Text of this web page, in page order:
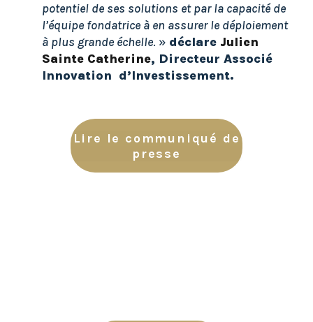
potentiel de ses solutions et par la capacité de
l’équipe fondatrice à en assurer le déploiement
à plus grande échelle. » déclare Julien
Sainte Catherine, Directeur Associé
Innovation d’Investissement.
Lire le communiqué de
presse